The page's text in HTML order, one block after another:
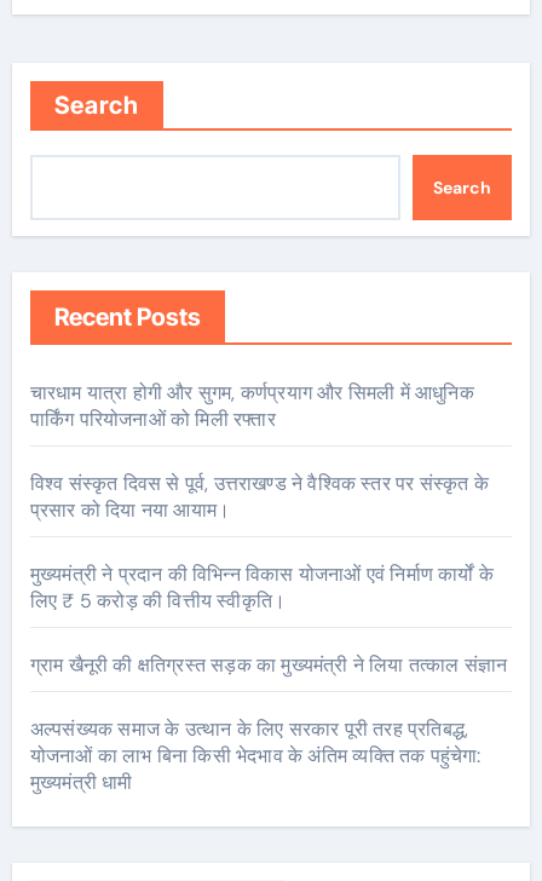
Search
Search
Recent Posts
चारधाम यात्रा होगी और सुगम, कर्णप्रयाग और सिमली में आधुनिक
पार्किंग परियोजनाओं को मिली रफ्तार
विश्व संस्कृत दिवस से पूर्व, उत्तराखण्ड ने वैश्विक स्तर पर संस्कृत के
प्रसार को दिया नया आयाम।
मुख्यमंत्री ने प्रदान की विभिन्न विकास योजनाओं एवं निर्माण कार्यों के
लिए ₹ 5 करोड़ की वित्तीय स्वीकृति।
ग्राम खैनूरी की क्षतिग्रस्त सड़क का मुख्यमंत्री ने लिया तत्काल संज्ञान
अल्पसंख्यक समाज के उत्थान के लिए सरकार पूरी तरह प्रतिबद्ध,
योजनाओं का लाभ बिना किसी भेदभाव के अंतिम व्यक्ति तक पहुंचेगा:
मुख्यमंत्री धामी